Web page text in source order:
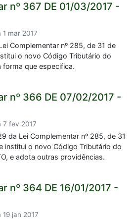
nº 367 DE 01/03/2017 -
mar 2017
Complementar nº 285, de 31 de
o novo Código Tributário do
forma que especifica.
nº 366 DE 07/02/2017 -
7 fev 2017
da Lei Complementar nº 285, de 31
institui o novo Código Tributário do
e adota outras providências.
nº 364 DE 16/01/2017 -
jan 2017